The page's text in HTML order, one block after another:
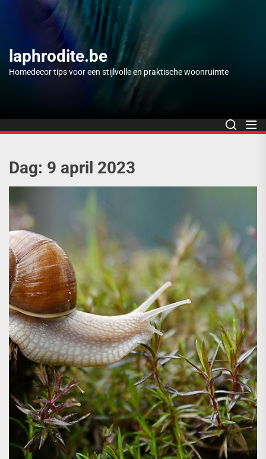
content
laphrodite.be
Homedecor tips voor een stijlvolle en praktische woonruimte
Dag: 9 april 2023